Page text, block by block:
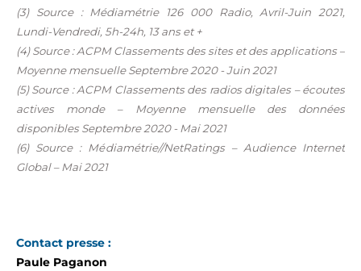
(3) Source : Médiamétrie 126 000 Radio, Avril-Juin 2021,
Lundi-Vendredi, 5h-24h, 13 ans et +
(4)Source : ACPM Classements des sites et des applications –
Moyenne mensuelle Septembre 2020 - Juin 2021
(5) Source : ACPM Classements des radios digitales – écoutes
actives monde – Moyenne mensuelle des données
disponibles Septembre 2020 - Mai 2021
(6) Source : Médiamétrie//NetRatings – Audience Internet
Global – Mai 2021
Contact presse :
Paule Paganon